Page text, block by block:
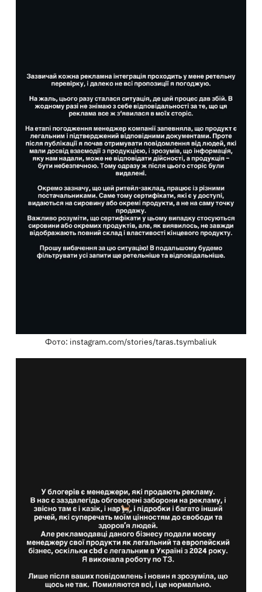
Фото: instagram.com/stories/taras.tsymbaliuk